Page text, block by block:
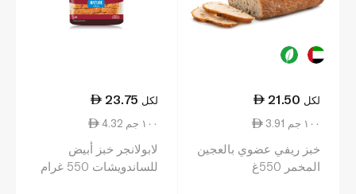
21.50 لكل
3.91 ١٠٠ جم
خبز ريفي عضوي بالعجين
المخمر 550غ
23.75 لكل
4.32 ١٠٠ جم
لابولانجر خبز أبيض
للساندويشات 550 غرام